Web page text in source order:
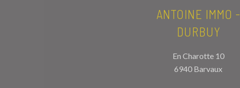
ANTOINE IMMO -
DURBUY
En Charotte 10
6940 Barvaux